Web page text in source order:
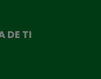
DE TI